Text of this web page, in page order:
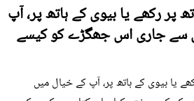
پر رکھے یا بیوی کے ہاتھ پر، آپ
سے جاری اس جھگڑے کو کیسے
یا بیوی کے ہاتھ پر، آپ کے خیال میں